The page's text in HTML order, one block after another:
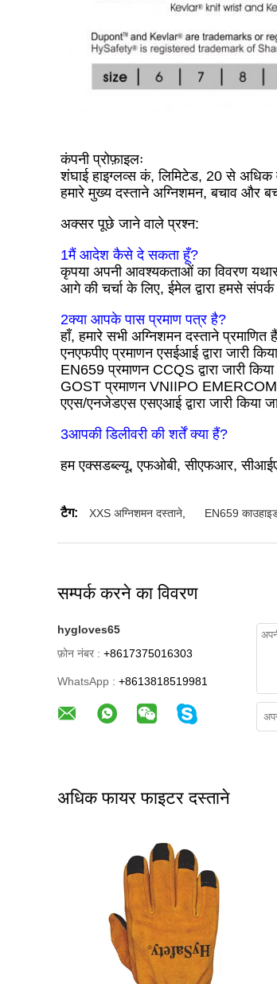
कंपनी प्रोफ़ाइलः
शंघाई हाइग्लव्स कं, लिमिटेड, 20 से अधिक
हमारे मुख्य दस्ताने अग्निशमन, बचाव और
अक्सर पूछे जाने वाले प्रश्न:
1मैं आदेश कैसे दे सकता हूँ?
कृपया अपनी आवश्यकताओं का विवरण
आगे की चर्चा के लिए, ईमेल द्वारा हमसे
2क्या आपके पास प्रमाण पत्र है?
हाँ, हमारे सभी अग्निशमन दस्ताने प्रमाणित
एनएफपीए प्रमाणन एसईआई द्वारा जारी
EN659 प्रमाणन CCQS द्वारा जारी
GOST प्रमाणन VNIIPO EMERCOM
एएस/एनजेडएस एसएआई द्वारा जारी किया
3आपकी डिलीवरी की शर्तें क्या हैं?
हम एक्सडब्ल्यू, एफओबी, सीएफआर,
टैग: XXS अग्निशमन दस्ताने EN659
सम्पर्क करने का विवरण
hygloves65
फ़ोन नंबर : +8617375016303
WhatsApp : +8613818519981
अधिक फायर फाइटर दस्ताने